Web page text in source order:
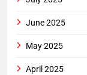
June 2025
May 2025
April 2025